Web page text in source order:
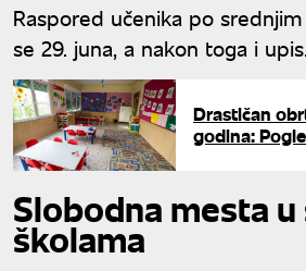
Raspored učenika po
se 29. juna, a nakon toga i upis.
Drastičan
godina:
Slobodna mesta
školama